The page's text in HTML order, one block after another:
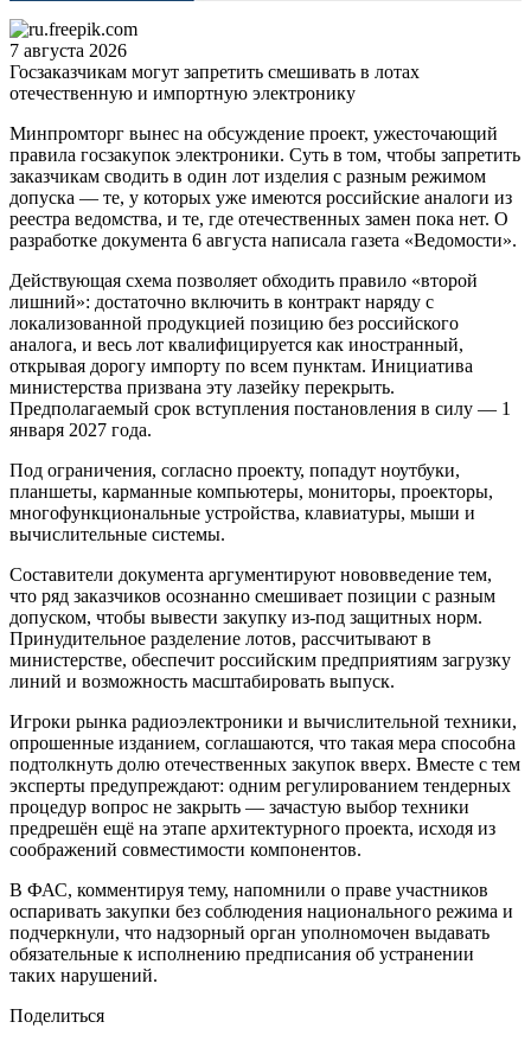
7 августа 2026
Госзаказчикам могут запретить смешивать в лотах
отечественную и импортную электронику
Минпромторг вынес на обсуждение проект, ужесточающий
правила госзакупок электроники. Суть в том, чтобы запретить
заказчикам сводить в один лот изделия с разным режимом
допуска — те, у которых уже имеются российские аналоги из
реестра ведомства, и те, где отечественных замен пока нет. О
разработке документа 6 августа написала газета «Ведомости».
Действующая схема позволяет обходить правило «второй
лишний»: достаточно включить в контракт наряду с
локализованной продукцией позицию без российского
аналога, и весь лот квалифицируется как иностранный,
открывая дорогу импорту по всем пунктам. Инициатива
министерства призвана эту лазейку перекрыть.
Предполагаемый срок вступления постановления в силу — 1
января 2027 года.
Под ограничения, согласно проекту, попадут ноутбуки,
планшеты, карманные компьютеры, мониторы, проекторы,
многофункциональные устройства, клавиатуры, мыши и
вычислительные системы.
Составители документа аргументируют нововведение тем,
что ряд заказчиков осознанно смешивает позиции с разным
допуском, чтобы вывести закупку из-под защитных норм.
Принудительное разделение лотов, рассчитывают в
министерстве, обеспечит российским предприятиям загрузку
линий и возможность масштабировать выпуск.
Игроки рынка радиоэлектроники и вычислительной техники,
опрошенные изданием, соглашаются, что такая мера способна
подтолкнуть долю отечественных закупок вверх. Вместе с тем
эксперты предупреждают: одним регулированием тендерных
процедур вопрос не закрыть — зачастую выбор техники
предрешён ещё на этапе архитектурного проекта, исходя из
соображений совместимости компонентов.
В ФАС, комментируя тему, напомнили о праве участников
оспаривать закупки без соблюдения национального режима и
подчеркнули, что надзорный орган уполномочен выдавать
обязательные к исполнению предписания об устранении
таких нарушений.
Поделиться